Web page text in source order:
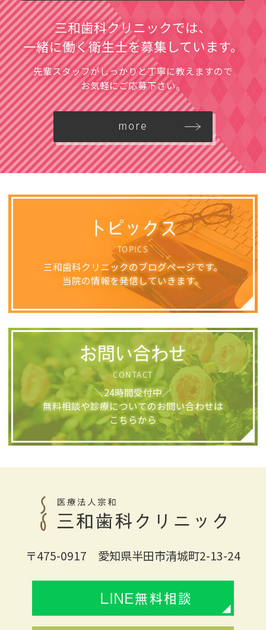
三和歯科クリニックでは、
一緒に働く衛生士を募集しています。
先輩スタッフがしっかりと丁寧に教えますので
お気軽にご応募下さい。
more
トピックス
TOPICS
三和歯科クリニックのブログページです。
当院の情報を発信していきます。
お問い合わせ
CONTACT
＼24時間受付中／
無料相談や診療についてのお問い合わせは
こちらから
〒475-0917 愛知県半田市清城町2-13-24
LINE無料相談